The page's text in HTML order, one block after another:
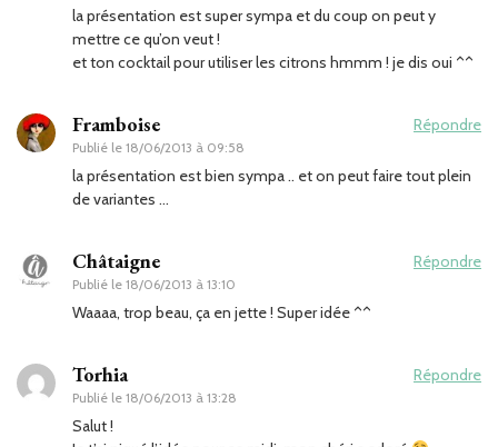
la présentation est super sympa et du coup on peut y
mettre ce qu’on veut !
et ton cocktail pour utiliser les citrons hmmm ! je dis oui ^^
Framboise
Publié le 18/06/2013 à 09:58
Répondre
la présentation est bien sympa .. et on peut faire tout plein
de variantes …
Châtaigne
Publié le 18/06/2013 à 13:10
Répondre
Waaaa, trop beau, ça en jette ! Super idée ^^
Torhia
Publié le 18/06/2013 à 13:28
Répondre
Salut !